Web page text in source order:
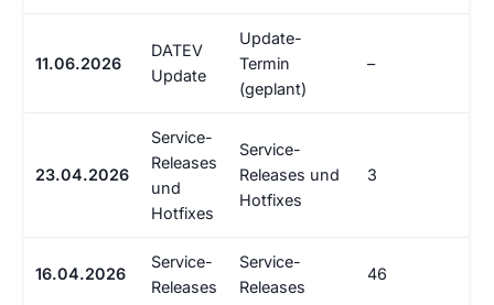
11.06.2026
DATEV
Update
Update-
Termin
(geplant)
–
23.04.2026
Service-
Releases
und
Hotfixes
Service-
Releases und
Hotfixes
3
16.04.2026
Service-
Releases
Service-
Releases
46